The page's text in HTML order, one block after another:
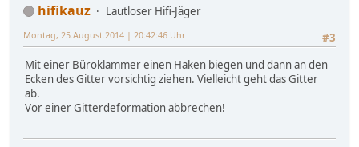
hifikauz
Lautloser Hifi-Jäger
#3
Montag, 25.August.2014 | 20:42:46 Uhr
Mit einer Büroklammer einen Haken biegen und dann an den
Ecken des Gitter vorsichtig ziehen. Vielleicht geht das Gitter
ab.
Vor einer Gitterdeformation abbrechen!